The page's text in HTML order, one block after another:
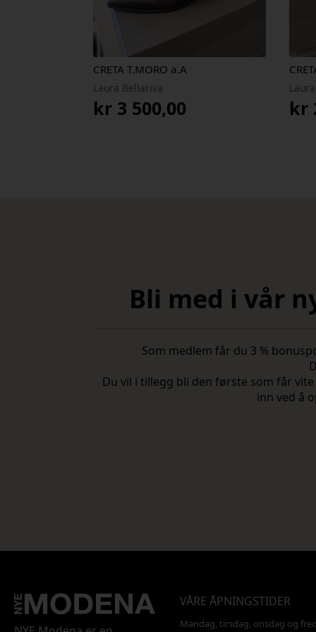
CRETA T.MORO a.A
Laura Bellariva
kr 3 500,00 kr
Bli med i vår
Som medlem får du 3 %
Du vil i tillegg bli den første som får
inn ved å
VÅRE ÅPNINGSTIDER
Mandag, tirsdag, onsdag og